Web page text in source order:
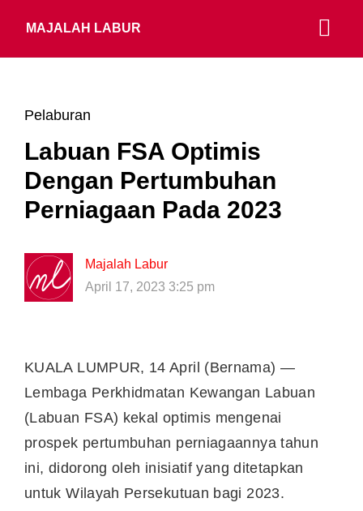
MAJALAH LABUR
Pelaburan
Labuan FSA Optimis
Dengan Pertumbuhan
Perniagaan Pada 2023
Majalah Labur
April 17, 2023 3:25 pm
KUALA LUMPUR, 14 April (Bernama) —
Lembaga Perkhidmatan Kewangan Labuan
(Labuan FSA) kekal optimis mengenai
prospek pertumbuhan perniagaannya tahun
ini, didorong oleh inisiatif yang ditetapkan
untuk Wilayah Persekutuan bagi 2023.